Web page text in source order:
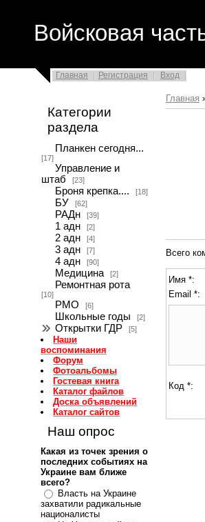
Войсковая
Главная Регистрация Вход
Категории
раздела
Планкен сегодня...
[17]
Управление и
штаб
[23]
Броня крепка.... [18]
БУ [62]
РАДн [39]
1 адн [2]
2 адн [4]
3 адн [7]
4 адн [90]
Медицина [2]
Ремонтная рота
[10]
РМО [6]
Школьные годы [2]
Открытки ГДР [5]
Наши
воспоминания
Форум
Фотоальбомы
Гостевая книга
Каталог файлов
Доска объявлений
Каталог сайтов
Наш опрос
Какая из точек зрения о
последних событиях на
Украине вам ближе
всего?
Власть на Украине
захватили радикальные
националисты
Главная
Всего
Имя *:
Email *:
Код *: